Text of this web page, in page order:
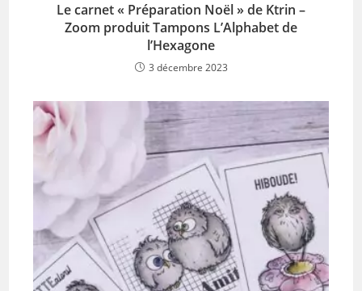
Le carnet « Préparation Noël » de Ktrin –
Zoom produit Tampons L’Alphabet de
l’Hexagone
3 décembre 2023